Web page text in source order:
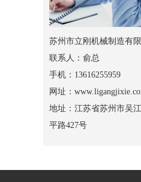
苏州市立刚机械制造有
联系人：俞总
手机：13616255959
网址：
地址：江苏省苏州市吴
平路427号